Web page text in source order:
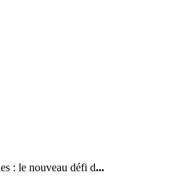
: le nouveau défi d...